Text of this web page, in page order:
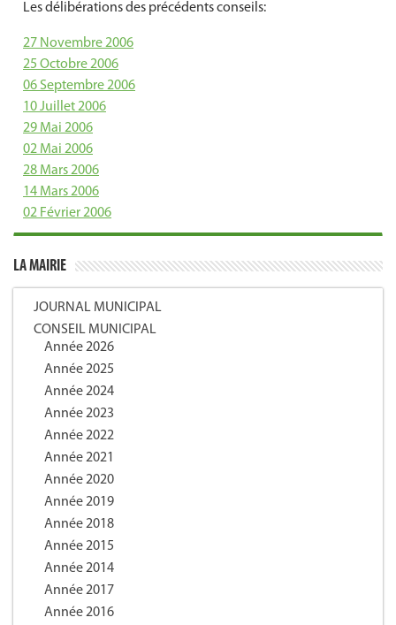
Les délibérations des précédents conseils:
27 Novembre 2006
25 Octobre 2006
06 Septembre 2006
10 Juillet 2006
29 Mai 2006
02 Mai 2006
28 Mars 2006
14 Mars 2006
02 Février 2006
LA MAIRIE
JOURNAL MUNICIPAL
CONSEIL MUNICIPAL
Année 2026
Année 2025
Année 2024
Année 2023
Année 2022
Année 2021
Année 2020
Année 2019
Année 2018
Année 2015
Année 2014
Année 2017
Année 2016